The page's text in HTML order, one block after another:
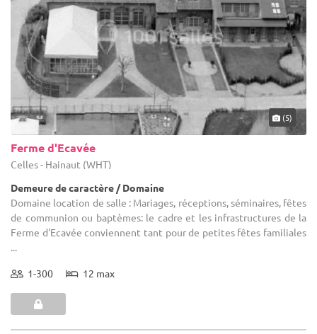
(5)
Ferme d'Ecavée
Celles - Hainaut (WHT)
Demeure de caractère / Domaine
Domaine location de salle : Mariages, réceptions, séminaires, fêtes
de communion ou baptèmes: le cadre et les infrastructures de la
Ferme d'Ecavée conviennent tant pour de petites fêtes familiales
...
1-300 12 max